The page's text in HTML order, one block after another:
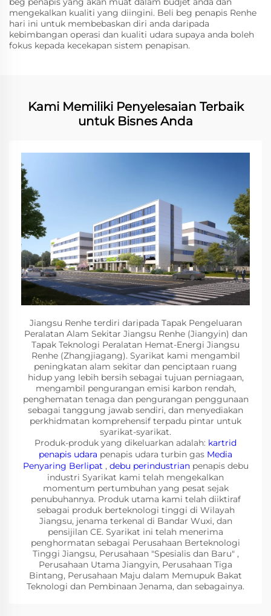
mengekalkan kualiti yang diingini. Beli beg penapis Renhe
hari ini untuk membebaskan diri anda daripada
kebimbangan operasi dan kualiti udara supaya anda boleh
fokus kepada kecekapan sistem penapisan.
Kami Memiliki Penyelesaian Terbaik
untuk Bisnes Anda
Jiangsu Renhe terdiri daripada Tapak Pengeluaran
Peralatan Alam Sekitar Jiangsu Renhe (Jiangyin) dan
Tapak Teknologi Peralatan Hemat-Energi Jiangsu
Renhe (Zhangjiagang). Syarikat kami mengambil
peningkatan alam sekitar dan penciptaan ruang
hidup yang lebih bersih sebagai tujuan perniagaan,
mengambil pengurangan emisi karbon rendah,
penghematan tenaga dan pengurangan penggunaan
sebagai tanggung jawab sendiri, dan menyediakan
perkhidmatan komprehensif terpadu pintar untuk
syarikat-syarikat.
Produk-produk yang dikeluarkan adalah: kartrid
penapis udara penapis udara turbin gas Media
Penyaring Berlipat , debu perindustrian penapis debu
industri Syarikat kami telah mengekalkan
momentum pertumbuhan yang pesat sejak
penubuhannya. Produk utama kami telah diiktiraf
sebagai produk berteknologi tinggi di Wilayah
Jiangsu, jenama terkenal di Bandar Wuxi, dan
pensijilan CE. Syarikat ini telah menerima
penghormatan sebagai Perusahaan Berteknologi
Tinggi Jiangsu, Perusahaan "Spesialis dan Baru" ,
Perusahaan Utama Jiangyin, Perusahaan Tiga
Bintang, Perusahaan Maju dalam Memupuk Bakat
Teknologi dan Pembinaan Jenama, dan sebagainya.